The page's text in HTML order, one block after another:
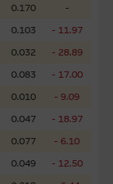
0.170
-
0.103
- 11.97
0.032
- 28.89
0.083
- 17.00
0.010
- 9.09
0.047
- 18.97
0.077
- 6.10
0.049
- 12.50
/或法規所規
約的根據，以購
麥格理集團所
相關公司或其董
證網站內容，或